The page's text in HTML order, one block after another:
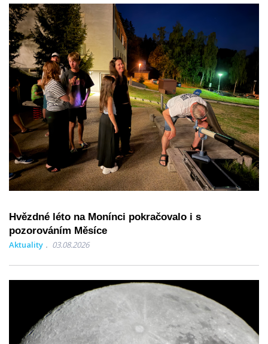
Hvězdné léto na Monínci pokračovalo i s
pozorováním Měsíce
Aktuality 03.08.2026